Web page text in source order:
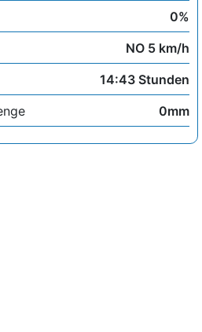
0%
NO 5 km/h
14:43 Stunden
0mm